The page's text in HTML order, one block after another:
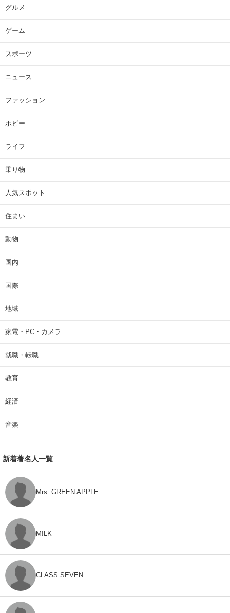
グルメ
ゲーム
スポーツ
ニュース
ファッション
ホビー
ライフ
乗り物
人気スポット
住まい
動物
国内
国際
地域
家電・PC・カメラ
就職・転職
教育
経済
音楽
新着著名人一覧
Mrs. GREEN APPLE
M!LK
CLASS SEVEN